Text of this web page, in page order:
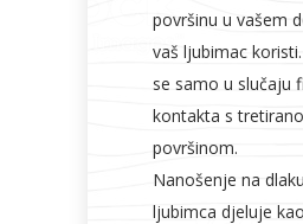
površinu u vašem
vaš ljubimac
se samo u slučaju
kontakta s
površinom.
Nanošenje na
ljubimca djeluje